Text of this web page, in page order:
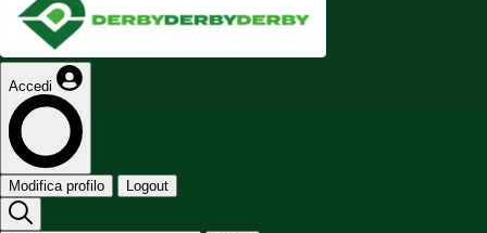
Accedi
Modifica profilo Logout